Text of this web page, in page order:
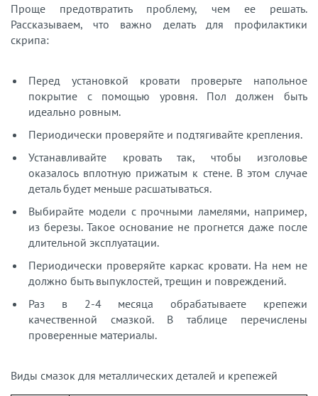
Проще предотвратить проблему, чем ее решать.
Рассказываем, что важно делать для профилактики
скрипа:
Перед установкой кровати проверьте напольное
покрытие с помощью уровня. Пол должен быть
идеально ровным.
Периодически проверяйте и подтягивайте крепления.
Устанавливайте кровать так, чтобы изголовье
оказалось вплотную прижатым к стене. В этом случае
деталь будет меньше расшатываться.
Выбирайте модели с прочными ламелями, например,
из березы. Такое основание не прогнется даже после
длительной эксплуатации.
Периодически проверяйте каркас кровати. На нем не
должно быть выпуклостей, трещин и повреждений.
Раз в 2-4 месяца обрабатываете крепежи
качественной смазкой. В таблице перечислены
проверенные материалы.
Виды смазок для металлических деталей и крепежей